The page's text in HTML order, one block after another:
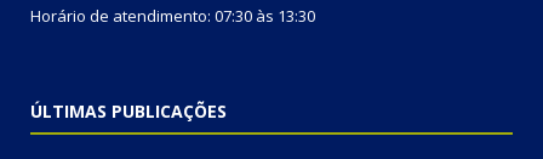
Horário de atendimento: 07:30 às 13:30
ÚLTIMAS PUBLICAÇÕES